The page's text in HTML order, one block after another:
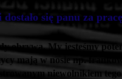
dostało się panu za
obrywa. My jesteśmy
mają w nosie np.
niewolnikiem